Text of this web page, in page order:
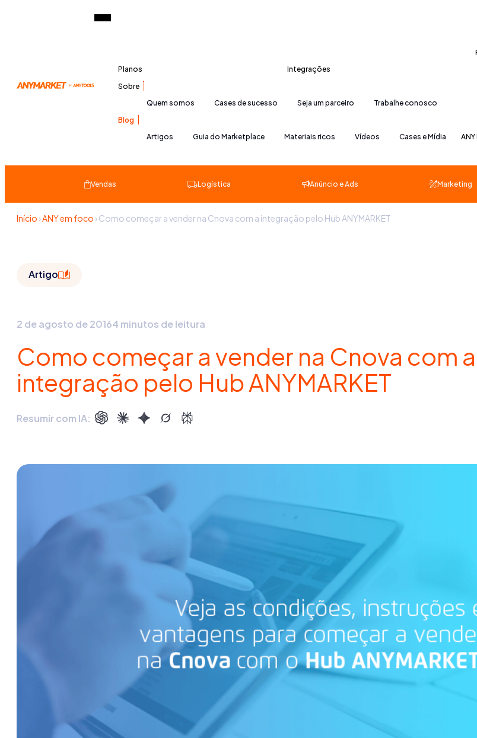
Planos Integrações
Sobre
Quem somos
Cases de sucesso Seja um parceiro
Trabalhe conosco
Blog
Artigos
Guia do Marketplace Materiais ricos Vídeos Cases e Mídia
Vendas Logística Anúncio e Ads Marketing
Início ›ANY em foco ›Como começar a vender na Cnova com a integração pelo Hub ANYMARKET
Artigo
2 de agosto de 20164 minutos de leitura
Como começar a vender na Cnova com a
integração pelo Hub ANYMARKET
Resumir com IA: